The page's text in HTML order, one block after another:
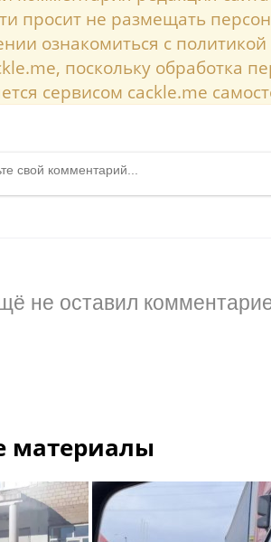
просит не размещать
ознакомиться с
поскольку обработка
сервисом cackle.me
не оставил
материалы